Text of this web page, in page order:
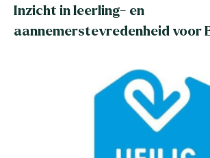
Inzicht in leerling- en
aannemerstevredenheid voor